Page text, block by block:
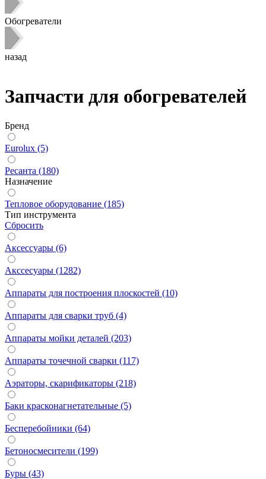
Обогреватели
назад
Запчасти для обогревателей
Бренд
Eurolux (5)
Ресанта (180)
Назначение
Тепловое оборудование (185)
Тип инструмента
Сбросить
Аксессуары (6)
Акссесуары (1282)
Аппараты для построения плоскостей (10)
Аппараты для сварки труб (4)
Аппараты мойки деталей (203)
Аппараты точечной сварки (117)
Аэраторы, скарификаторы (218)
Баки красконагнетательные (5)
Бесперебойники (64)
Бетоносмесители (199)
Буры (43)